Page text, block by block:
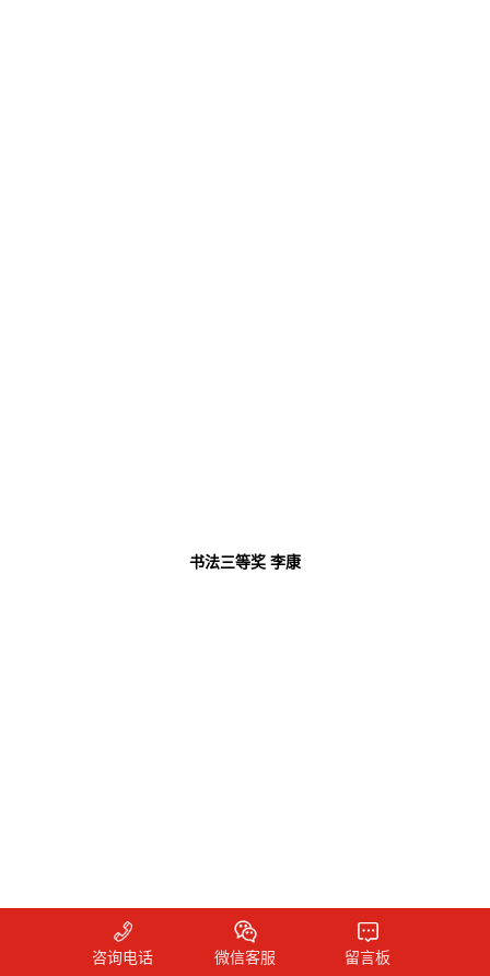
书法三等奖 李康
咨询电话 微信客服 留言板